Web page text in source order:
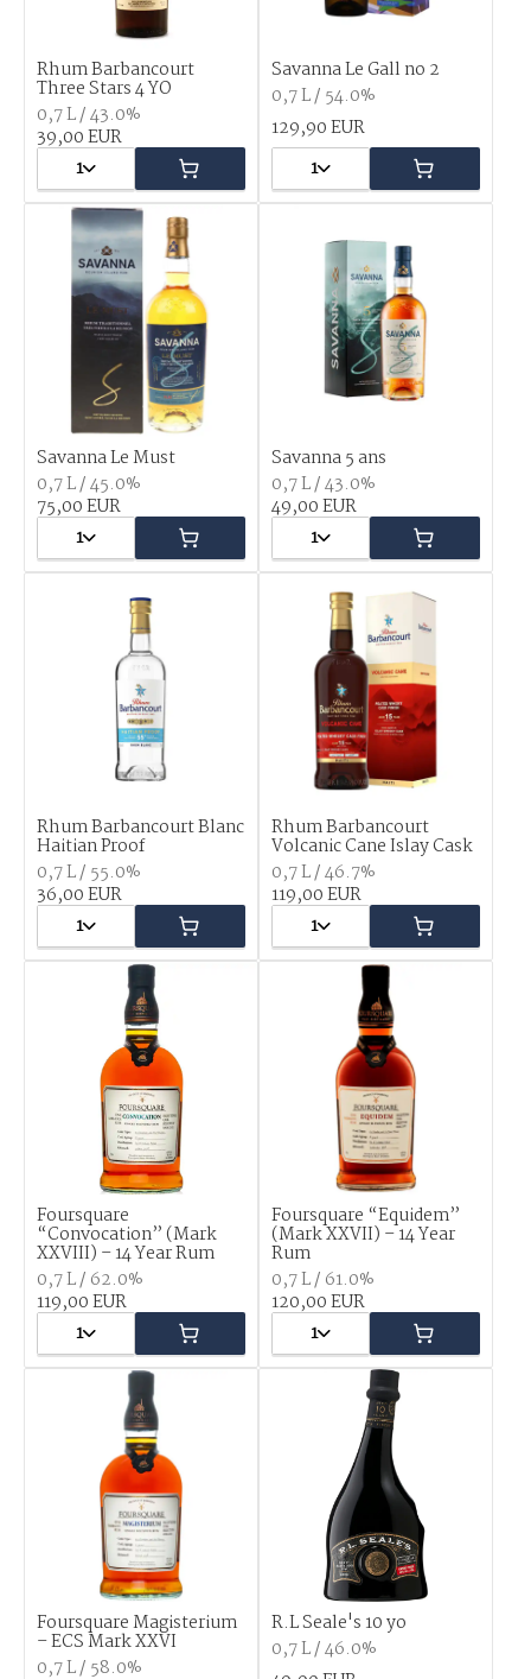
Rhum Barbancourt
Three Stars 4 YO
0,7 L / 43.0%
39,00 EUR
1
Savanna Le Gall no 2
0,7 L / 54.0%
129,90 EUR
1
Savanna Le Must
0,7 L / 45.0%
75,00 EUR
1
Savanna 5 ans
0,7 L / 43.0%
49,00 EUR
1
Rhum Barbancourt Blanc
Haitian Proof
0,7 L / 55.0%
36,00 EUR
1
Rhum Barbancourt
Volcanic Cane Islay Cask
0,7 L / 46.7%
119,00 EUR
1
Foursquare
“Convocation” (Mark
XXVIII) – 14 Year Rum
0,7 L / 62.0%
119,00 EUR
1
Foursquare “Equidem”
(Mark XXVII) – 14 Year
Rum
0,7 L / 61.0%
120,00 EUR
1
Foursquare Magisterium
– ECS Mark XXVI
0,7 L / 58.0%
R.L Seale's 10 yo
0,7 L / 46.0%